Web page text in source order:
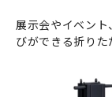
展示会やイベン
びができる折りた